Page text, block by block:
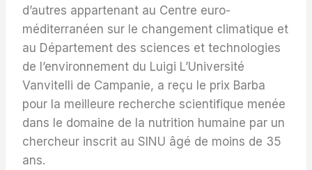
d’autres appartenant au Centre euro-
méditerranéen sur le changement climatique et
au Département des sciences et technologies
de l’environnement du Luigi L’Université
Vanvitelli de Campanie, a reçu le prix Barba
pour la meilleure recherche scientifique menée
dans le domaine de la nutrition humaine par un
chercheur inscrit au SINU âgé de moins de 35
ans.